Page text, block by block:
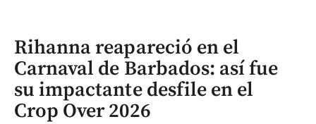
Rihanna reapareció en el
Carnaval de Barbados: así fue
su impactante desfile en el
Crop Over 2026